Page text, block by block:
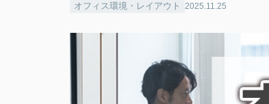
オフィス環境・レイアウト 2025.11.25